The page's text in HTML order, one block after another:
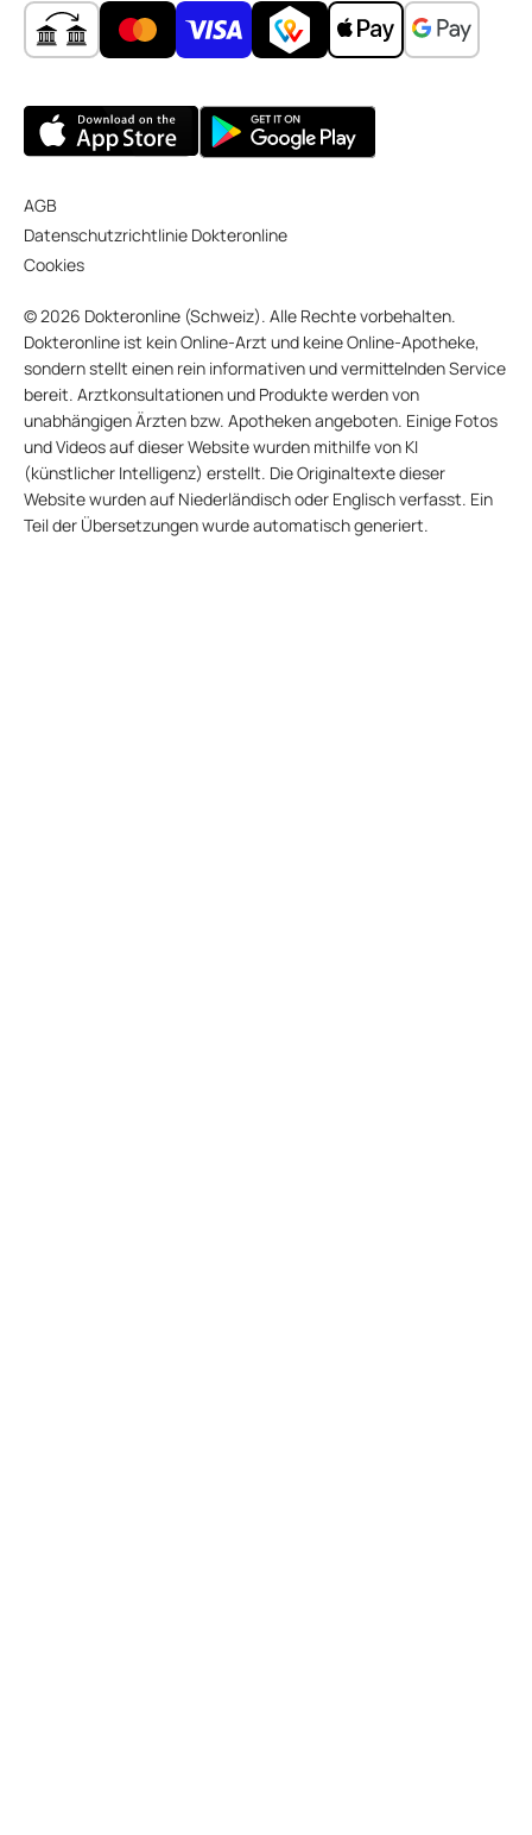
AGB
Datenschutzrichtlinie Dokteronline
Cookies
© 2026 Dokteronline (Schweiz). Alle Rechte vorbehalten.
Dokteronline ist kein Online-Arzt und keine Online-Apotheke,
sondern stellt einen rein informativen und vermittelnden Service
bereit. Arztkonsultationen und Produkte werden von
unabhängigen Ärzten bzw. Apotheken angeboten. Einige Fotos
und Videos auf dieser Website wurden mithilfe von KI
(künstlicher Intelligenz) erstellt. Die Originaltexte dieser
Website wurden auf Niederländisch oder Englisch verfasst. Ein
Teil der Übersetzungen wurde automatisch generiert.